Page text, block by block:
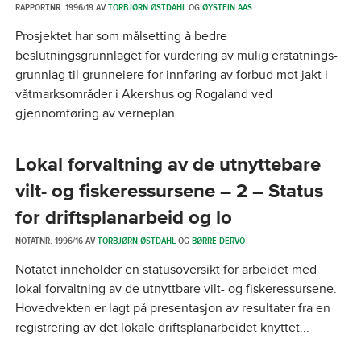
RAPPORTNR. 1996/19 AVTORBJØRN ØSTDAHLOGØYSTEIN AAS
Prosjektet har som målsetting å bedre
beslutningsgrunnlaget for vurdering av mulig erstatnings-
grunnlag til grunneiere for innføring av forbud mot jakt i
våtmarksområder i Akershus og Rogaland ved
gjennomføring av verneplan...
Lokal forvaltning av de utnyttebare
vilt- og fiskeressursene – 2 – Status
for driftsplanarbeid og lo
NOTATNR. 1996/16 AVTORBJØRN ØSTDAHLOGBØRRE DERVO
Notatet inneholder en statusoversikt for arbeidet med
lokal forvaltning av de utnyttbare vilt- og fiskeressursene.
Hovedvekten er lagt på presentasjon av resultater fra en
registrering av det lokale driftsplanarbeidet knyttet...